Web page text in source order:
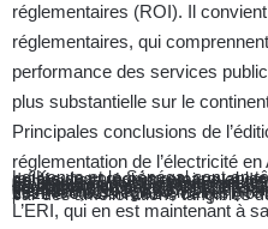
réglementaires (ROI). Il
réglementaires, qui
performance des services
plus substantielle sur le
Principales conclusions de
réglementation de l’électricité en
Le Kenya et le Sénégal sont en tête avec un score de 0,892, ce qui reflète des progrès remarquables en matière de réforme tarifaire, de résultats réglementaires et de performance des services publics.
Au moins 41 des 43 pays évalués ont obtenu des scores de l’indice de gouvernance réglementaire (RGI) supérieurs à 0,5, ce qui représente une augmentation significative par rapport aux 24 pays qui avaient
Le nombre de pays ayant obtenu un score inférieur à 0,500 a considérablement diminué, passant de 19 en 2022 à seulement 6 en 2024.
Même le pays le moins performant a triplé son score, passant d’environ 0,10 à 0,33.
Les résultats réglementaires (ROI) ont bondi d’environ 0,40 en 2022 à 0,62 en 2024, ce qui montre que
L’ERI, qui en est maintenant à